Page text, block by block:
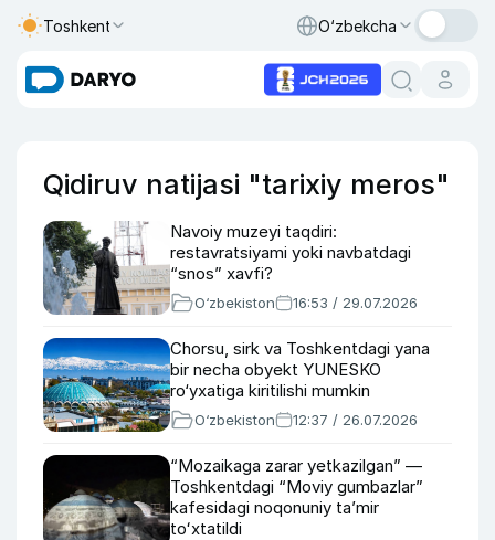
Toshkent O‘zbekcha
Qidiruv natijasi "tarixiy meros"
Navoiy muzeyi taqdiri:
restavratsiyami yoki navbatdagi
“snos” xavfi?
O‘zbekiston 16:53 / 29.07.2026
Chorsu, sirk va Toshkentdagi yana
bir necha obyekt YUNESKO
ro‘yxatiga kiritilishi mumkin
O‘zbekiston 12:37 / 26.07.2026
“Mozaikaga zarar yetkazilgan” —
Toshkentdagi “Moviy gumbazlar”
kafesidagi noqonuniy taʼmir
toʻxtatildi